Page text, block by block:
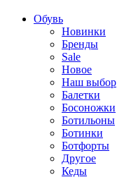
Обувь
Новинки
Бренды
Sale
Новое
Наш выбор
Балетки
Босоножки
Ботильоны
Ботинки
Ботфорты
Другое
Кеды